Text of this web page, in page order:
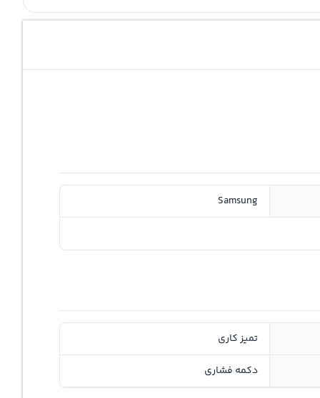
Samsung
تمیز کاری
دکمه فشاری